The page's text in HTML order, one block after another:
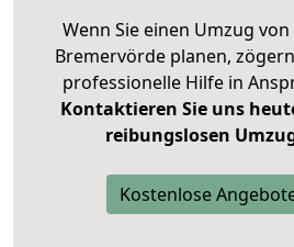
Wenn Sie einen Umzug von
Bremervörde planen,
professionelle Hilfe in
Kontaktieren Sie uns
reibungslosen
Kostenlose